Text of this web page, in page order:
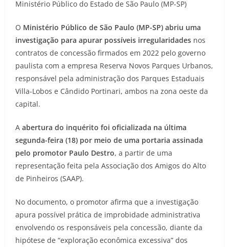
Ministério Público do Estado de São Paulo (MP-SP)
O Ministério Público de São Paulo (MP-SP) abriu uma
investigação para apurar possíveis irregularidades nos
contratos de concessão firmados em 2022 pelo governo
paulista com a empresa Reserva Novos Parques Urbanos,
responsável pela administração dos Parques Estaduais
Villa-Lobos e Cândido Portinari, ambos na zona oeste da
capital.
A abertura do inquérito foi oficializada na última
segunda-feira (18) por meio de uma portaria assinada
pelo promotor Paulo Destro, a partir de uma
representação feita pela Associação dos Amigos do Alto
de Pinheiros (SAAP).
No documento, o promotor afirma que a investigação
apura possível prática de improbidade administrativa
envolvendo os responsáveis pela concessão, diante da
hipótese de “exploração econômica excessiva” dos